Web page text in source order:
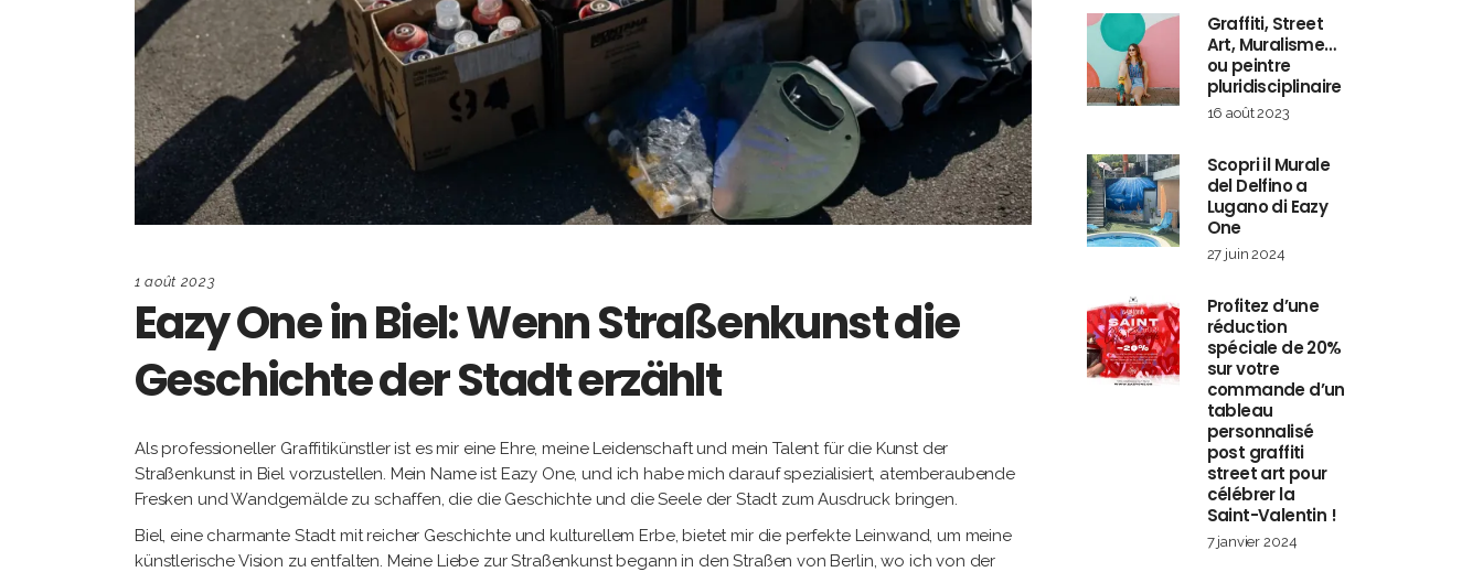
1 août 2023
Eazy One in Biel: Wenn Straßenkunst die
Geschichte der Stadt erzählt
Als professioneller Graffitikünstler ist es mir eine Ehre, meine Leidenschaft und mein Talent für die Kunst der
Straßenkunst in Biel vorzustellen. Mein Name ist Eazy One, und ich habe mich darauf spezialisiert, atemberaubende
Fresken und Wandgemälde zu schaffen, die die Geschichte und die Seele der Stadt zum Ausdruck bringen.
Biel, eine charmante Stadt mit reicher Geschichte und kulturellem Erbe, bietet mir die perfekte Leinwand, um meine
künstlerische Vision zu entfalten. Meine Liebe zur Straßenkunst begann in den Straßen von Berlin, wo ich von der
Graffiti, Street
Art, Muralisme…
ou peintre
pluridisciplinaire
16 août 2023
Scopri il Murale
del Delfino a
Lugano di Eazy
One
27 juin 2024
Profitez d’une
réduction
spéciale de 20%
sur votre
commande d’un
tableau
personnalisé
post graffiti
street art pour
célébrer la
Saint-Valentin !
7 janvier 2024